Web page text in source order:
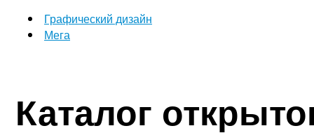
Графический дизайн
Мега
Каталог